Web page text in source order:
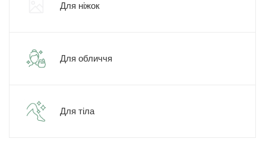
Для ніжок
Для обличчя
Для тіла